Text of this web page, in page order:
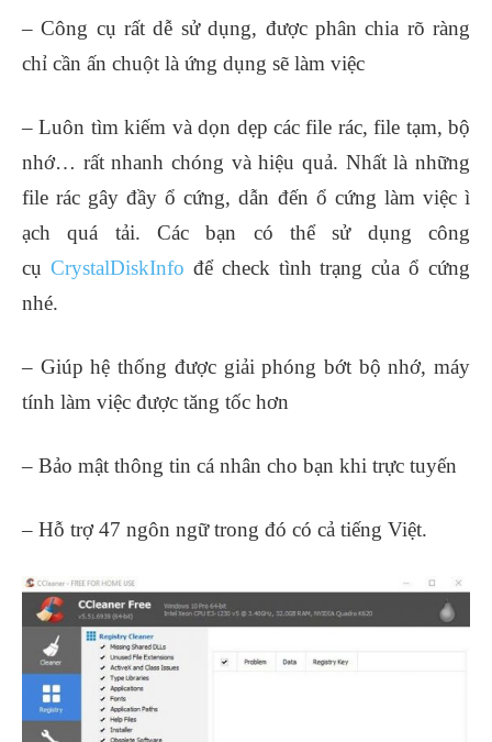
– Công cụ rất dễ sử dụng, được phân chia rõ ràng
chỉ cần ấn chuột là ứng dụng sẽ làm việc
– Luôn tìm kiếm và dọn dẹp các file rác, file tạm, bộ
nhớ… rất nhanh chóng và hiệu quả. Nhất là những
file rác gây đầy ổ cứng, dẫn đến ổ cứng làm việc ì
ạch quá tải. Các bạn có thể sử dụng công
cụ CrystalDiskInfo để check tình trạng của ổ cứng
nhé.
– Giúp hệ thống được giải phóng bớt bộ nhớ, máy
tính làm việc được tăng tốc hơn
– Bảo mật thông tin cá nhân cho bạn khi trực tuyến
– Hỗ trợ 47 ngôn ngữ trong đó có cả tiếng Việt.